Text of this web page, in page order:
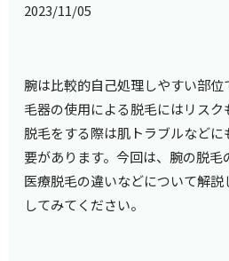
2023/11/05
腕は比較的自己処理しやすい部
毛器の使用による脱毛にはリスク
脱毛をする際は肌トラブルなど
要があります。今回は、腕の脱毛
医療脱毛の違いなどについて解
してみてください。